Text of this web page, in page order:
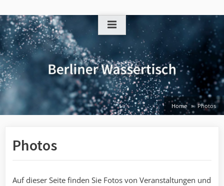
to
content
Home Photos
Photos
Auf dieser Seite finden Sie Fotos von Veranstaltungen und